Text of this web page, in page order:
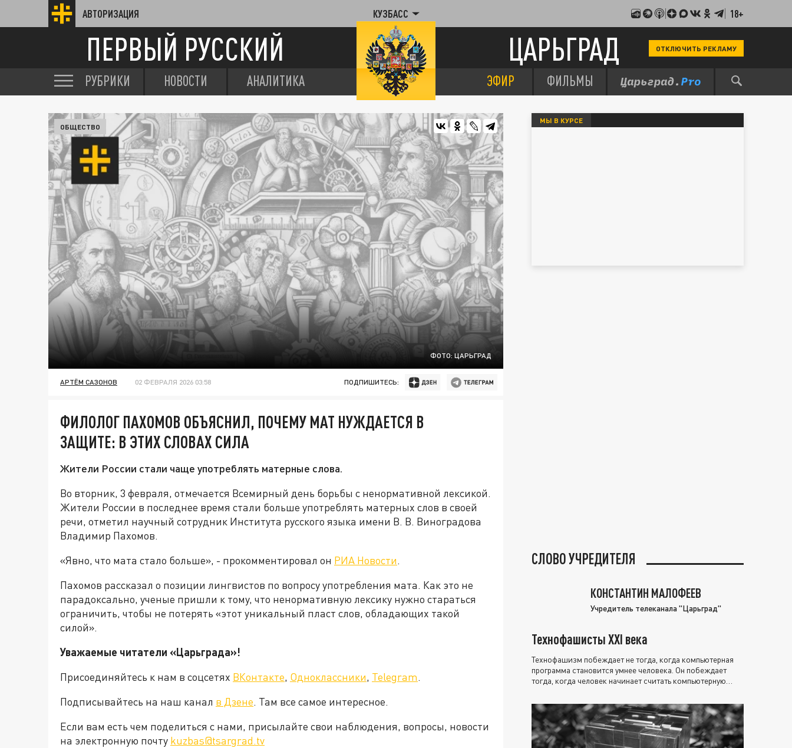
АВТОРИЗАЦИЯ КУЗБАСС 18+
ПЕРВЫЙ РУССКИЙ ЦАРЬГРАД ОТКЛЮЧИТЬ РЕКЛАМУ
РУБРИКИ НОВОСТИ АНАЛИТИКА ЭФИР ФИЛЬМЫ
ФОТО: ЦАРЬГРАД
ОБЩЕСТВО
АРТЁМ САЗОНОВ 02 ФЕВРАЛЯ 2026 03:58 ПОДПИШИТЕСЬ:
ФИЛОЛОГ ПАХОМОВ ОБЪЯСНИЛ, ПОЧЕМУ МАТ НУЖДАЕТСЯ В
ЗАЩИТЕ: В ЭТИХ СЛОВАХ СИЛА
Жители России стали чаще употреблять матерные слова.
Во вторник, 3 февраля, отмечается Всемирный день борьбы с ненормативной лексикой.
Жители России в последнее время стали больше употреблять матерных слов в своей
речи, отметил научный сотрудник Института русского языка имени В. В. Виноградова
Владимир Пахомов.
«Явно, что мата стало больше», - прокомментировал он РИА Новости.
Пахомов рассказал о позиции лингвистов по вопросу употребления мата. Как это не
парадоксально, ученые пришли к тому, что ненормативную лексику нужно стараться
ограничить, чтобы не потерять «этот уникальный пласт слов, обладающих такой
силой».
Уважаемые читатели «Царьграда»!
Присоединяйтесь к нам в соцсетях ВКонтакте, Одноклассники, Telegram.
Подписывайтесь на наш канал в Дзене. Там все самое интересное.
Если вам есть чем поделиться с нами, присылайте свои наблюдения, вопросы, новости
на электронную почту kuzbas@tsargrad.tv
МЫ В КУРСЕ
СЛОВО УЧРЕДИТЕЛЯ
КОНСТАНТИН МАЛОФЕЕВ
Учредитель телеканала "Царьград"
Технофашисты XXI века
Технофашизм побеждает не тогда, когда компьютерная
программа становится умнее человека. Он побеждает
тогда, когда человек начинает считать компьютерную